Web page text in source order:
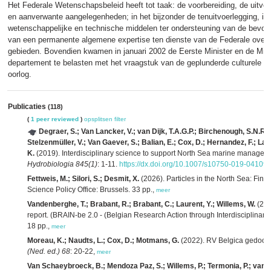
Het Federale Wetenschapsbeleid heeft tot taak: de voorbereiding, de
en aanverwante aangelegenheden; in het bijzonder de tenuitvoerlegging,
wetenschappelijke en technische middelen ter ondersteuning van de
van een permanente algemene expertise ten dienste van de Federale
gebieden. Bovendien kwamen in januari 2002 de Eerste Minister en de
departement te belasten met het vraagstuk van de geplunderde culturele
oorlog.
Publicaties (118)
( 1 peer reviewed ) opsplitsen filter
Degraer, S.; Van Lancker, V.; van Dijk, T.A.G.P.; Birchenough,
Stelzenmüller, V.; Van Gaever, S.; Balian, E.; Cox, D.; Hernandez, F.;
K. (2019). Interdisciplinary science to support North Sea marine
Hydrobiologia 845(1): 1-11. https://dx.doi.org/10.1007/s10750-019-
Fettweis, M.; Silori, S.; Desmit, X. (2026). Particles in the North Sea:
Science Policy Office: Brussels. 33 pp., meer
Vandenberghe, T.; Brabant, R.; Brabant, C.; Laurent, Y.; Willems, W.
report. (BRAIN-be 2.0 - (Belgian Research Action through
18 pp., meer
Moreau, K.; Naudts, L.; Cox, D.; Motmans, G. (2022). RV Belgica
(Ned. ed.) 68: 20-22, meer
Van Schaeybroeck, B.; Mendoza Paz, S.; Willems, P.; Termonia, P.; van